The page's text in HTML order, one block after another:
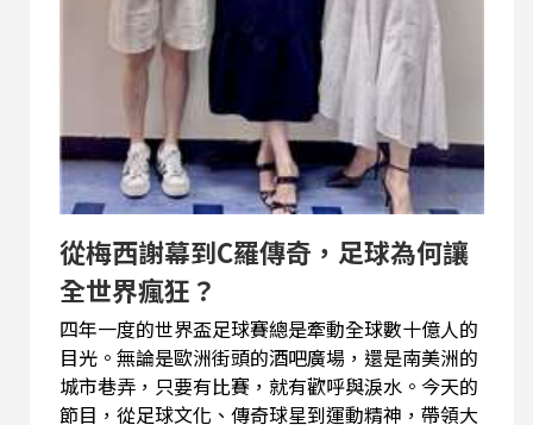
從梅西謝幕到C羅傳奇，足球為何讓
全世界瘋狂？
四年一度的世界盃足球賽總是牽動全球數十億人的
目光。無論是歐洲街頭的酒吧廣場，還是南美洲的
城市巷弄，只要有比賽，就有歡呼與淚水。今天的
節目，從足球文化、傳奇球星到運動精神，帶領大